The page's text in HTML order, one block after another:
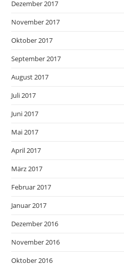
Dezember 2017
November 2017
Oktober 2017
September 2017
August 2017
Juli 2017
Juni 2017
Mai 2017
April 2017
März 2017
Februar 2017
Januar 2017
Dezember 2016
November 2016
Oktober 2016